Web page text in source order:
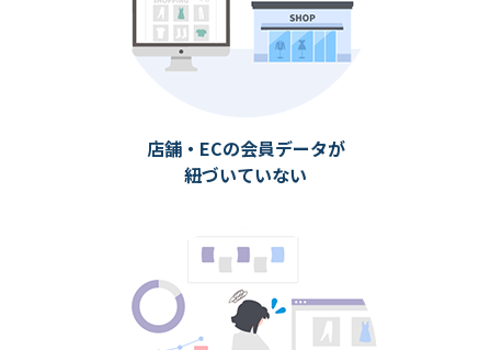
店舗・ECの会員データが
紐づいていない